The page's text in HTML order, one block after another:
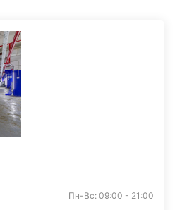
Пн-Вс: 09:00 - 21:00